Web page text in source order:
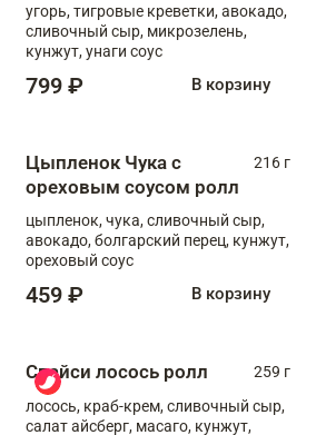
угорь, тигровые креветки, авокадо,
сливочный сыр, микрозелень,
кунжут, унаги соус
799 ₽ В корзину
Цыпленок Чука с
ореховым соусом ролл
216 г
цыпленок, чука, сливочный сыр,
авокадо, болгарский перец, кунжут,
ореховый соус
459 ₽ В корзину
Спайси лосось ролл
259 г
лосось, краб-крем, сливочный сыр,
салат айсберг, масаго, кунжут,